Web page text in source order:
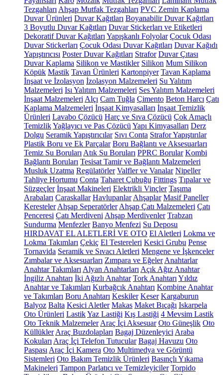
Tezgahları Ahşap Mutfak Tezgahları PVC Zemin Kaplama
Duvar Ürünleri Duvar Kağıtları Boyanabilir Duvar Kağıtları
3 Boyutlu Duvar Kağıtları Duvar Stickerları ve Etiketleri
Dekoratif Duvar Kağıtları Yapışkanlı Folyolar Çocuk Odası
Duvar Stickerları Çocuk Odası Duvar Kağıtları Duvar Kağıdı
Yapıştırıcısı Poster Duvar Kağıtları Strafor Duvar Çıtası
Duvar Kaplama Silikon ve Mastikler Silikon Mum Silikon
Köpük Mastik Tavan Ürünleri Kartonpiyer Tavan Kaplama
İnşaat ve İzolasyon İzolasyon Malzemeleri Su Yalıtım
Malzemeleri Isı Yalıtım Malzemeleri Ses Yalıtım Malzemeleri
İnşaat Malzemeleri Alçı Cam Tuğla Çimento Beton Harcı Çatı
Kaplama Malzemeleri İnşaat Kimyasalları İnşaat Temizlik
Ürünleri Lavabo Çözücü Harç ve Sıva Çözücü Çok Amaçlı
TemizlikYağlayıcı ve Pas Çözücü Yapı Kimyasalları Derz
Dolgu Seramik Yapıştırıcılar Sıvı Conta Strafor Yapıştırılar
Plastik Boru ve Ek Parçalar Boru Bağlantı ve Aksesuarları
Temiz Su Boruları Atık Su Boruları PPRC Borular Kombi
Bağlantı Boruları Tesisat Tamir ve Bağlantı Malzemeleri
Musluk Uzatma Regülatörler Valfler ve Vanalar Nipeller
Tahliye Hortumu Conta Taharet Çubuğu Fittings Tıpalar ve
Süzgeçler İnşaat Makineleri Elektrikli Vinçler Taşıma
Arabaları Caraskallar Havlupanlar Ahşaplar Masif Paneller
Keresteler Ahşap Seperatörler Ahşap Çatı Malzemeleri Çatı
Penceresi Çatı Merdiveni Ahşap Merdivenler Trabzan
Sundurma Menfezler Banyo Menfezi Su Deposu
HIRDAVAT EL ALETLERİ VE OTO El Aletleri Lokma ve
Lokma Takımları Çekiç El Testereleri Kesici Grubu Pense
Tornavida Seramik ve Sıvacı Aletleri Mengene ve İşkenceler
Zımbalar ve Aksesuarları Zımpara ve Eğeler Anahtarlar
Anahtar Takımları Alyan Anahtarları Açık Ağız Anahtar
İngiliz Anahtarı İki Ağızlı Anahtar Tork Anahtarı Yıldız
Anahtar ve Takımları Kurbağcık Anahtarı Kombine Anahtar
ve Takımları Boru Anahtarı Keskiler Keser Kargaburun
Balyoz Balta Kesici Aletler Makas Maket Bıçağı Iskarpela
Oto Ürünleri LastikYaz Lastiği Kış Lastiği 4 Mevsim Lastik
Oto Teknik Malzemeler Araç İçi Aksesuar Oto Güneşlik Oto
Küllükler Araç Buzdolapları Bagaj Düzenleyici Araba
Kokuları Araç İçi Telefon Tutucular Bagaj Havuzu Oto
Paspası Araç İçi Kamera Oto Multimedya ve Görüntü
Sistemleri Oto Bakım Temizlik Ürünleri Basınçlı Yıkama
Makineleri Tampon Parlatıcı ve Temizleyiciler Torpido